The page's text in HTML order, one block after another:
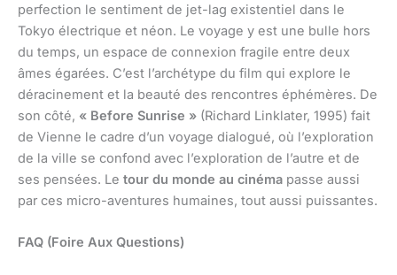
perfection le sentiment de jet-lag existentiel dans le
Tokyo électrique et néon. Le voyage y est une bulle hors
du temps, un espace de connexion fragile entre deux
âmes égarées. C’est l’archétype du film qui explore le
déracinement et la beauté des rencontres éphémères. De
son côté, « Before Sunrise » (Richard Linklater, 1995) fait
de Vienne le cadre d’un voyage dialogué, où l’exploration
de la ville se confond avec l’exploration de l’autre et de
ses pensées. Le tour du monde au cinéma passe aussi
par ces micro-aventures humaines, tout aussi puissantes.
FAQ (Foire Aux Questions)